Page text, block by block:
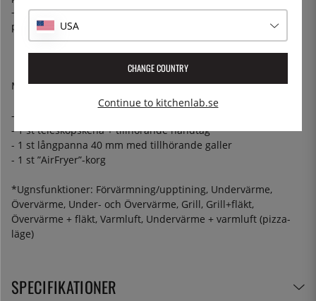
- Höger bak, Bridge-zon: 190*190 mm, 2,0 kW, (max. effekt
powerBoost 2,8 kW)
Medföljande tillbehör
- 2 st galler
- 1 st teleskopskena + tillhörande handtag
- 1 st långpanna 40 mm med tillhörande galler
- 1 st ”AirFryer”-korg
*Ugnsfunktioner: Förvärmning/upptining, Undervärme,
Övervärme, Under- och Övervärme, Grill, Grill+fläkt,
Övervärme + fläkt, Varmluft, Undervärme + varmluft (pizza-
läge)
SPECIFIKATIONER
USA
CHANGE COUNTRY
Continue to kitchenlab.se